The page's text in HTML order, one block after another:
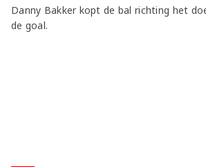
Danny Bakker kopt de bal richting het
de goal.